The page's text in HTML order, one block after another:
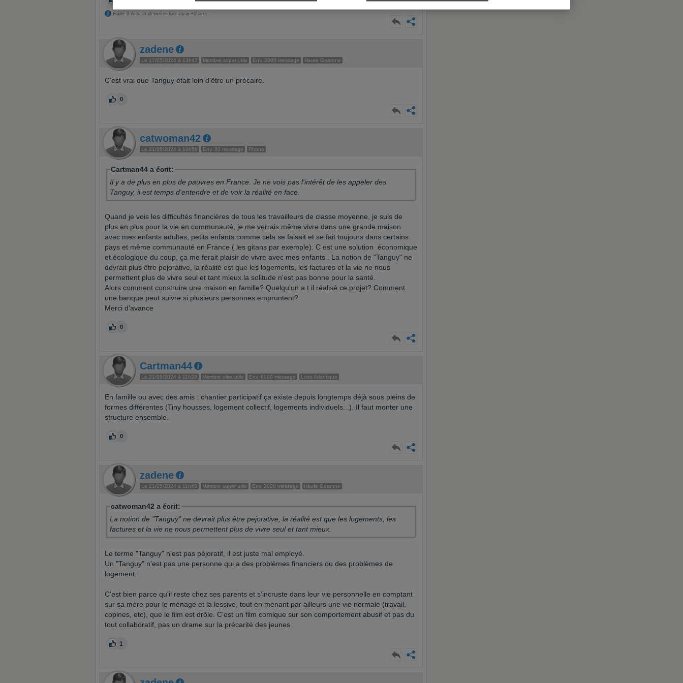
Edité 1 fois, la dernière fois il y a +2 ans.
zadene
Le 17/05/2024 à 13h47 Membre super utile Env. 3000 message Haute Garonne
C'est vrai que Tanguy était loin d'être un précaire.
0
catwoman42
Le 21/05/2024 à 10h56 Env. 80 message Rhone
Cartman44 a écrit:
Il y a de plus en plus de pauvres en France. Je ne vois pas l'intérêt de les appeler des
Tanguy, il est temps d'entendre et de voir la réalité en face.
Quand je vois les difficultés financières de tous les travailleurs de classe moyenne, je suis de
plus en plus pour la vie en communauté, je.me verrais même vivre dans une grande maison
avec mes enfants adultes, petits enfants comme cela se faisait et se fait toujours dans certains
pays et même communauté en France ( les gitans par exemple). C est une solution économique
et.écologique du coup, ça me ferait plaisir de vivre avec mes enfants . La notion de "Tanguy" ne
devrait plus être pejorative, la réalité est que les logements, les factures et la vie ne nous
permettent plus de vivre seul et tant mieux.la solitude n'est pas bonne pour la santé.
Alors comment construire une maison en famille? Quelqu'un a t il réalisé ce.projet? Comment
une banque peut suivre si plusieurs personnes empruntent?
Merci d'avance
0
Cartman44
Le 21/05/2024 à 11h28 Membre ultra utile Env. 6000 message Loire Atlantique
En famille ou avec des amis : chantier participatif ça existe depuis longtemps déjà sous pleins de
formes différentes (Tiny housses, logement collectif, logements individuels...). Il faut monter une
structure ensemble.
0
zadene
Le 21/05/2024 à 11h48 Membre super utile Env. 3000 message Haute Garonne
catwoman42 a écrit:
La notion de "Tanguy" ne devrait plus être pejorative, la réalité est que les logements, les
factures et la vie ne nous permettent plus de vivre seul et tant mieux.
Le terme "Tanguy" n'est pas péjoratif, il est juste mal employé.
Un "Tanguy" n'est pas une personne qui a des problèmes financiers ou des problèmes de
logement.
C'est bien parce qu'il reste chez ses parents et s’incruste dans leur vie personnelle en comptant
sur sa mère pour le ménage et la lessive, tout en menant par ailleurs une vie normale (travail,
copines, etc), que le film est drôle. C'est un film comique sur son comportement abusif et pas du
tout collaboratif, pas un drame sur la précarité des jeunes.
1